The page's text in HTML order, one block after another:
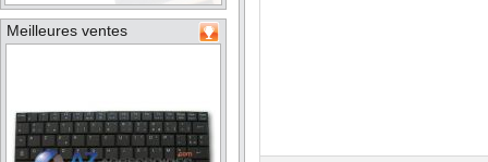
Meilleures ventes